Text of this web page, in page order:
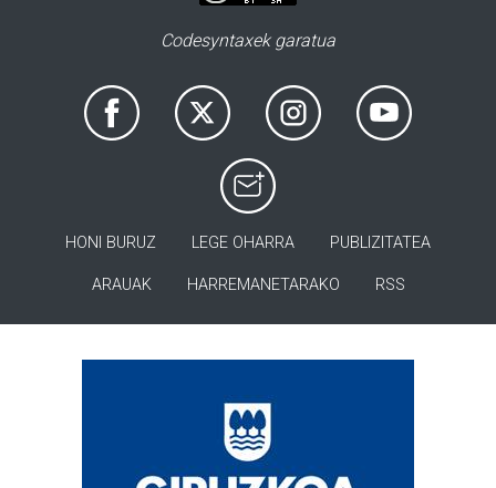
Codesyntaxek garatua
HONI BURUZ LEGE OHARRA PUBLIZITATEA
ARAUAK HARREMANETARAKO RSS